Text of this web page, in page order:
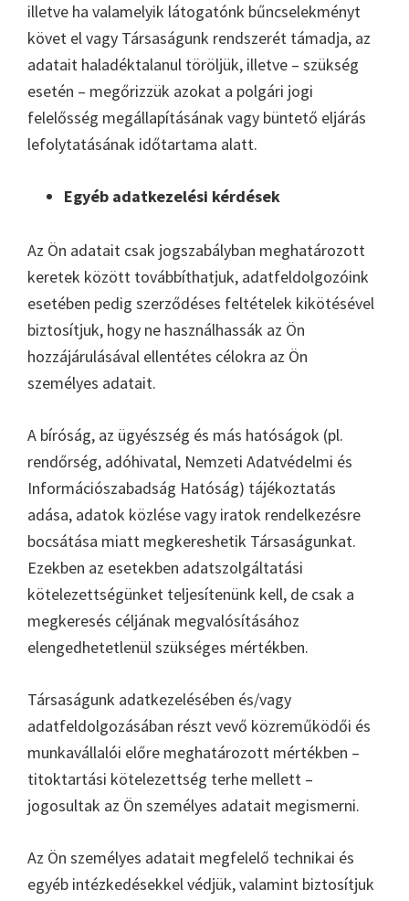
illetve ha valamelyik látogatónk bűncselekményt
követ el vagy Társaságunk rendszerét támadja, az
adatait haladéktalanul töröljük, illetve – szükség
esetén – megőrizzük azokat a polgári jogi
felelősség megállapításának vagy büntető eljárás
lefolytatásának időtartama alatt.
Egyéb adatkezelési kérdések
Az Ön adatait csak jogszabályban meghatározott
keretek között továbbíthatjuk, adatfeldolgozóink
esetében pedig szerződéses feltételek kikötésével
biztosítjuk, hogy ne használhassák az Ön
hozzájárulásával ellentétes célokra az Ön
személyes adatait.
A bíróság, az ügyészség és más hatóságok (pl.
rendőrség, adóhivatal, Nemzeti Adatvédelmi és
Információszabadság Hatóság) tájékoztatás
adása, adatok közlése vagy iratok rendelkezésre
bocsátása miatt megkereshetik Társaságunkat.
Ezekben az esetekben adatszolgáltatási
kötelezettségünket teljesítenünk kell, de csak a
megkeresés céljának megvalósításához
elengedhetetlenül szükséges mértékben.
Társaságunk adatkezelésében és/vagy
adatfeldolgozásában részt vevő közreműködői és
munkavállalói előre meghatározott mértékben –
titoktartási kötelezettség terhe mellett –
jogosultak az Ön személyes adatait megismerni.
Az Ön személyes adatait megfelelő technikai és
egyéb intézkedésekkel védjük, valamint biztosítjuk